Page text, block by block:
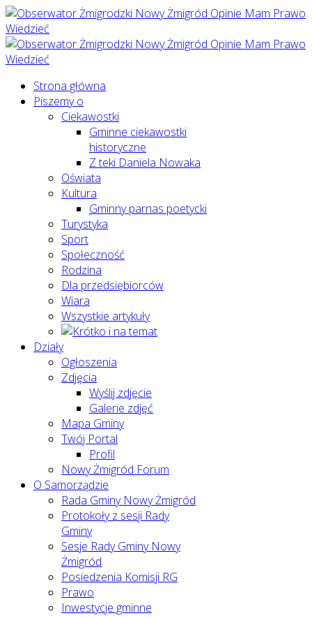
Strona główna
Piszemy o
Ciekawostki
Gminne ciekawostki
historyczne
Z teki Daniela Nowaka
Oświata
Kultura
Gminny parnas poetycki
Turystyka
Sport
Społeczność
Rodzina
Dla przedsiębiorców
Wiara
Wszystkie artykuły
Działy
Ogłoszenia
Zdjęcia
Wyślij zdjęcie
Galerie zdjęć
Mapa Gminy
Twój Portal
Profil
Nowy Żmigród Forum
O Samorządzie
Rada Gminy Nowy Żmigród
Protokoły z sesji Rady
Gminy
Sesje Rady Gminy Nowy
Żmigród
Posiedzenia Komisji RG
Prawo
Inwestycje gminne